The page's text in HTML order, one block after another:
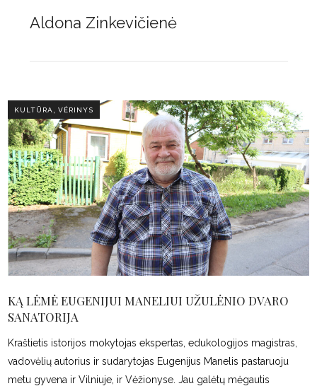
Aldona Zinkevičienė
KULTŪRA ,VĖRINYS
KĄ LĖMĖ EUGENIJUI MANELIUI UŽULĖNIO DVARO
SANATORIJA
Kraštietis istorijos mokytojas ekspertas, edukologijos magistras,
vadovėlių autorius ir sudarytojas Eugenijus Manelis pastaruoju
metu gyvena ir Vilniuje, ir Vėžionyse. Jau galėtų mėgautis